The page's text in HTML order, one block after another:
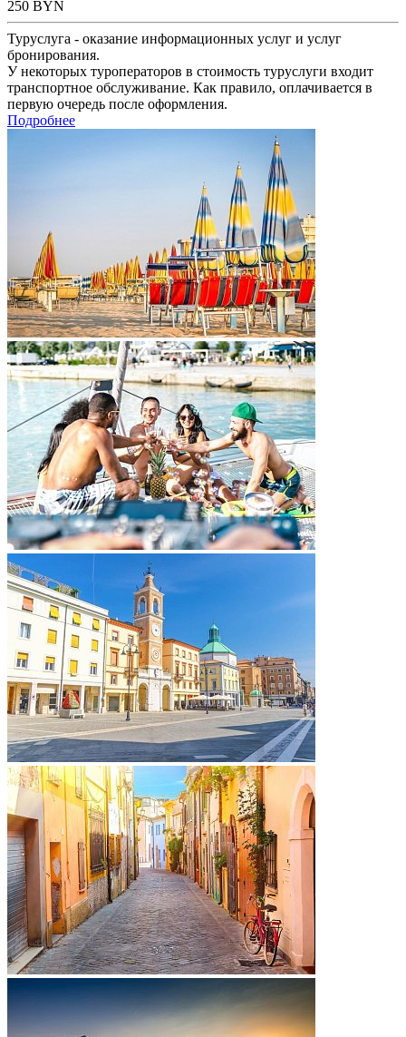
250 BYN
Туруслуга - оказание информационных услуг и услуг
бронирования.
У некоторых туроператоров в стоимость туруслуги входит
транспортное обслуживание. Как правило, оплачивается в
первую очередь после оформления.
Подробнее